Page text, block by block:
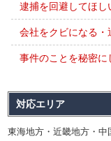
逮捕を回避してほし
会社をクビになる・
事件のことを秘密に
対応エリア
東海地方・近畿地方・